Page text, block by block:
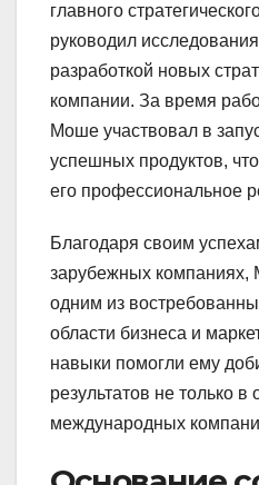
главного
руководил
разработкой новых
компании. За время
Моше участвовал в
успешных продуктов,
его профессиональное
Благодаря своим
зарубежных
одним из
области бизнеса и
навыки помогли ему
результатов не только в
международных